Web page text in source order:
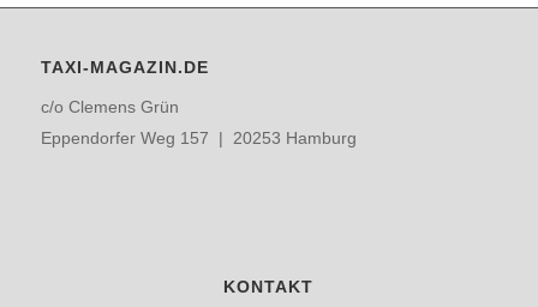
TAXI-MAGAZIN.DE
c/o Clemens Grün
Eppendorfer Weg 157 | 20253 Hamburg
KONTAKT